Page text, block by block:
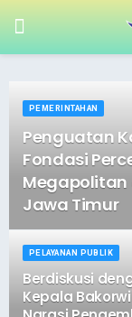
PEMERINTAHAN
Penguatan
Fondasi
Megapolitan
Jawa Timur
PELAYANAN PUBLIK
Berdiskusi
Kepala